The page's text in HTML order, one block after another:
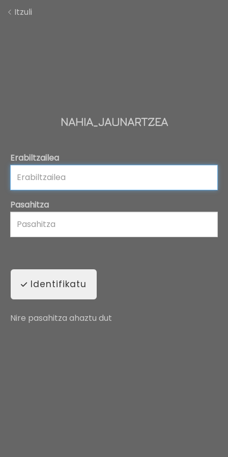
Itzuli
NAHIA_JAUNARTZEA
Erabiltzailea
Pasahitza
Identifikatu
Nire pasahitza ahaztu dut